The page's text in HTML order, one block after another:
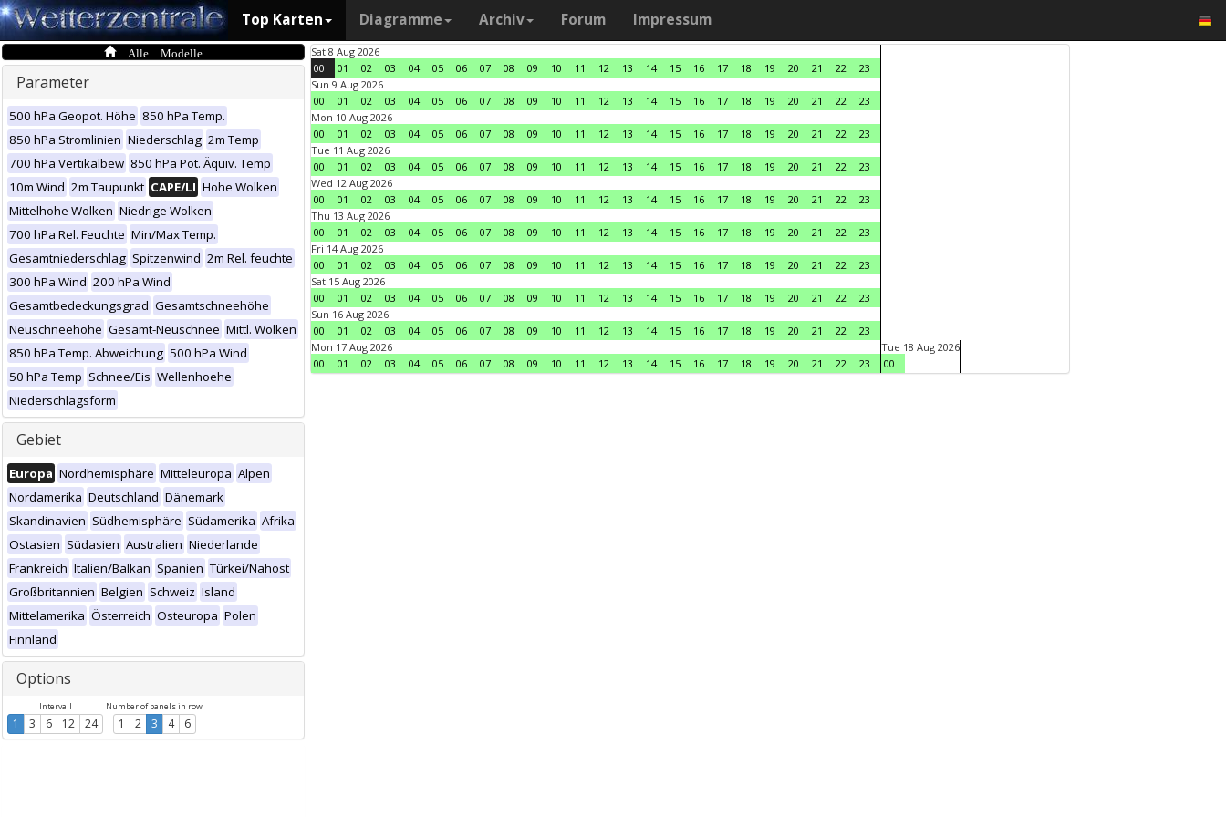
Top Karten Diagramme Archiv Forum Impressum
Alle Modelle
Parameter
500 hPa Geopot. Höhe 850 hPa Temp.
850 hPa Stromlinien Niederschlag 2m Temp
700 hPa Vertikalbew 850 hPa Pot. Äquiv. Temp
10m Wind 2m Taupunkt CAPE/LI Hohe Wolken
Mittelhohe Wolken Niedrige Wolken
700 hPa Rel. Feuchte Min/Max Temp.
Gesamtniederschlag Spitzenwind 2m Rel. feuchte
300 hPa Wind 200 hPa Wind
Gesamtbedeckungsgrad Gesamtschneehöhe
Neuschneehöhe Gesamt-Neuschnee Mittl. Wolken
850 hPa Temp. Abweichung 500 hPa Wind
50 hPa Temp Schnee/Eis Wellenhoehe
Niederschlagsform
Gebiet
Europa Nordhemisphäre Mitteleuropa Alpen
Nordamerika Deutschland Dänemark
Skandinavien Südhemisphäre Südamerika Afrika
Ostasien Südasien Australien Niederlande
Frankreich Italien/Balkan Spanien Türkei/Nahost
Großbritannien Belgien Schweiz Island
Mittelamerika Österreich Osteuropa Polen
Finnland
Options
Intervall
1 3 6 12 24
Number of panels in row
1 2 3 4 6
Sat 8 Aug 2026
00
01 02 03 04 05 06 07 08 09 10 11 12 13 14 15 16 17 18 19 20 21 22
23
Sun 9 Aug 2026
00
01 02 03 04 05 06 07 08 09 10 11 12 13 14 15 16 17 18 19 20 21 22
23
Mon 10 Aug 2026
00
01 02 03 04 05 06 07 08 09 10 11 12 13 14 15 16 17 18 19 20 21 22
23
Tue 11 Aug 2026
00
01 02 03 04 05 06 07 08 09 10 11 12 13 14 15 16 17 18 19 20 21 22
23
Wed 12 Aug 2026
00
01 02 03 04 05 06 07 08 09 10 11 12 13 14 15 16 17 18 19 20 21 22
23
Thu 13 Aug 2026
00
01 02 03 04 05 06 07 08 09 10 11 12 13 14 15 16 17 18 19 20 21 22
23
Fri 14 Aug 2026
00
01 02 03 04 05 06 07 08 09 10 11 12 13 14 15 16 17 18 19 20 21 22
23
Sat 15 Aug 2026
00
01 02 03 04 05 06 07 08 09 10 11 12 13 14 15 16 17 18 19 20 21 22
23
Sun 16 Aug 2026
00
01 02 03 04 05 06 07 08 09 10 11 12 13 14 15 16 17 18 19 20 21 22
23
Mon 17 Aug 2026
00
01 02 03 04 05 06 07 08 09 10 11 12 13 14 15 16 17 18 19 20 21 22 23
Tue 18 Aug 2026
00